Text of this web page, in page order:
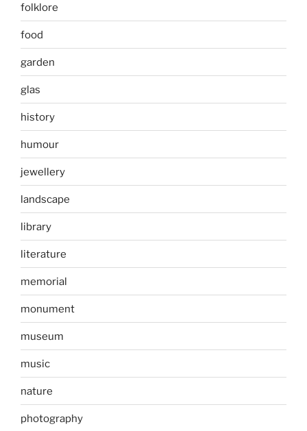
folklore
food
garden
glas
history
humour
jewellery
landscape
library
literature
memorial
monument
museum
music
nature
photography